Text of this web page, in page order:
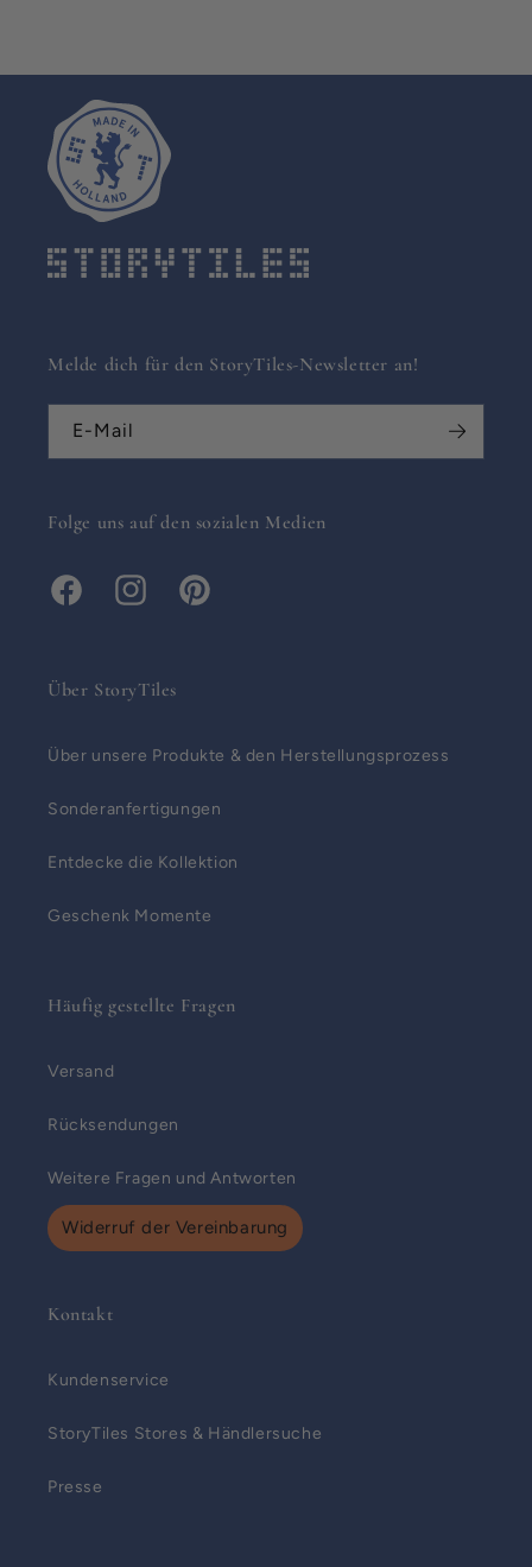
Melde dich für den StoryTiles-Newsletter an!
E-Mail
Folge uns auf den sozialen Medien
FacebookInstagramPinterest
Über StoryTiles
Über unsere Produkte & den Herstellungsprozess
Sonderanfertigungen
Entdecke die Kollektion
Geschenk Momente
Häufig gestellte Fragen
Versand
Rücksendungen
Weitere Fragen und Antworten
Widerruf der Vereinbarung
Kontakt
Kundenservice
StoryTiles Stores & Händlersuche
Presse